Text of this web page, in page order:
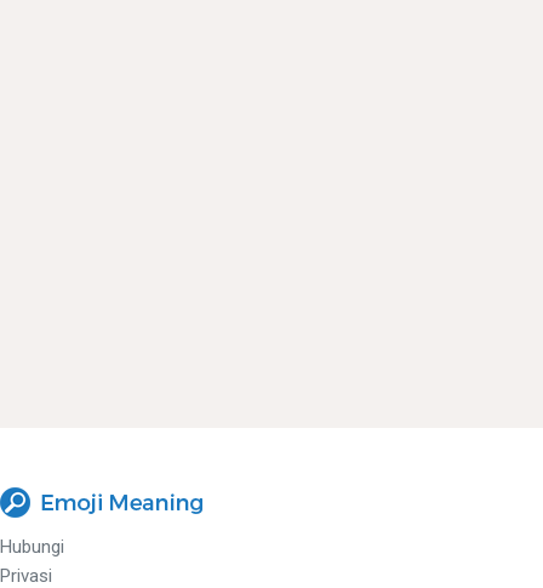
Hubungi
Privasi